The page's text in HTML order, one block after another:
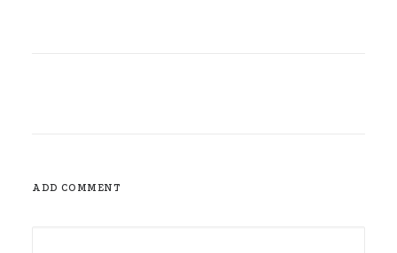
ADD COMMENT